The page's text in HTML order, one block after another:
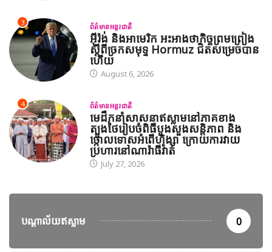
3 ព័ត៌មានអន្តរជាតិ
អ៊ីរ៉ង់ និងអាមេរិក អះអាងថាកិច្ចព្រមព្រៀង
ស្តីពីច្រកសមុទ្ទ Hormuz ជិតសម្រេចបាន
ហើយ
August 6, 2026
4 ព័ត៌មានអន្តរជាតិ
មេដឹកនាំសាសនាឥស្លាមនៅភាគខាង
ត្បូងថៃរៀបចំពិធីបួងសួងសន្តិភាព និង
ថ្កោលទោសអំពើហិង្សា ក្រោយការវាយ
ប្រហារនៅណារ៉ាធីវ៉ាត់
July 27, 2026
បណ្តាល័យឥស្លាម 0